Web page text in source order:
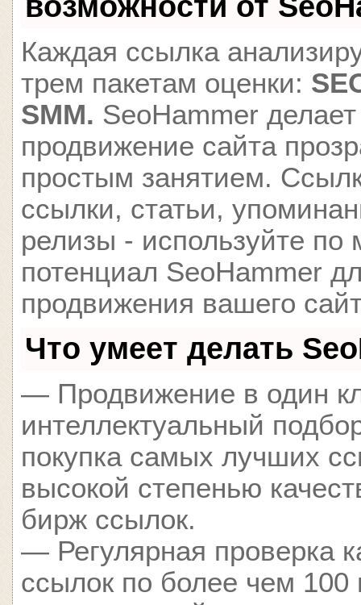
Каждая ссылка
трем пакетам оценки:
SMM. SeoHammer делает
продвижение сайта
простым занятием.
ссылки, статьи,
релизы - используйте по
потенциал SeoHammer
продвижения вашего
Что умеет делать
— Продвижение в один
интеллектуальный
покупка самых лучших
высокой степенью
бирж ссылок.
— Регулярная проверка
ссылок по более чем 100